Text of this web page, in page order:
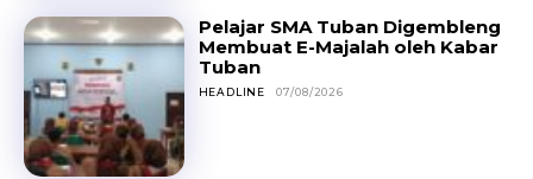
Pelajar SMA Tuban Digembleng
Membuat E-Majalah oleh Kabar
Tuban
HEADLINE 07/08/2026